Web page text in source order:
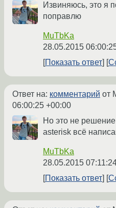
Извиняюсь, это я
поправлю
MuTbKa
28.05.2015
Показать ответ
Ответ на: комментарий от
06:00:25 +00:00
Но это не
asterisk всё
MuTbKa
28.05.2015
Показать ответ